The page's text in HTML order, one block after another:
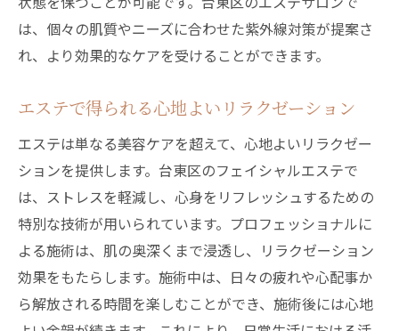
心も肌もリフレッシュする秘訣
台東区のエステを利用するメリット
紫外線によるシワの予防策
エステでの持続的なケアの重要性
は、個々の肌質やニーズに合わせた紫外線対策が提案さ
れ、より効果的なケアを受けることができます。
エステで得られる心地よいリラクゼーション
エステは単なる美容ケアを超えて、心地よいリラクゼー
ションを提供します。台東区のフェイシャルエステで
は、ストレスを軽減し、心身をリフレッシュするための
特別な技術が用いられています。プロフェッショナルに
よる施術は、肌の奥深くまで浸透し、リラクゼーション
効果をもたらします。施術中は、日々の疲れや心配事か
ら解放される時間を楽しむことができ、施術後には心地